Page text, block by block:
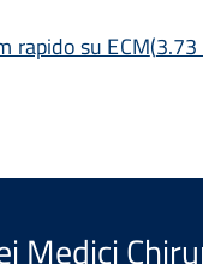
rapido su ECM(
Medici